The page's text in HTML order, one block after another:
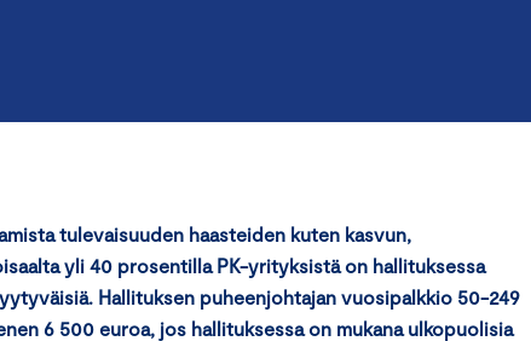
tulevaisuuden haasteiden kuten kasvun,
yli 40 prosentilla PK-yrityksistä on hallituksessa
Hallituksen puheenjohtajan vuosipalkkio 50-249
6 500 euroa, jos hallituksessa on mukana ulkopuolisia